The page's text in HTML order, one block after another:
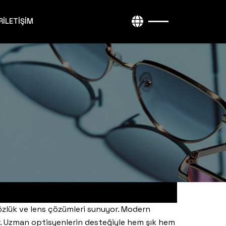
İLETİŞİM
ve lens çözümleri sunuyor. Modern
Uzman optisyenlerin desteğiyle hem şık hem